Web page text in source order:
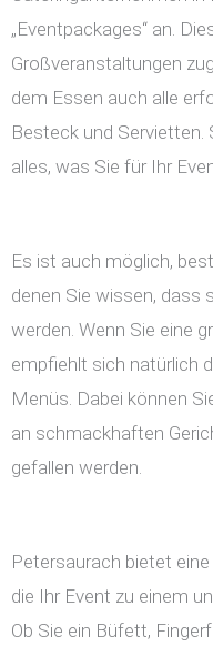
„Eventpackages“ an.
Großveranstaltungen
dem Essen auch alle
Besteck und Servietten.
alles, was Sie für Ihr
Es ist auch möglich,
denen Sie wissen, dass
werden. Wenn Sie eine
empfiehlt sich natürlich
Menüs. Dabei können
an schmackhaften
gefallen werden.
Petersaurach bietet
die Ihr Event zu einem
Ob Sie ein Büfett,